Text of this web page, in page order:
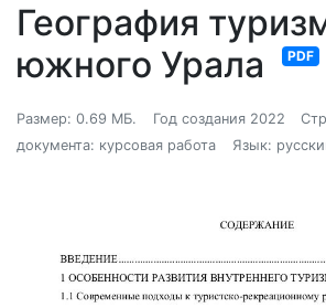
География
южного Урала
PDF
Размер: 0.69 МБ. Год создания 2022
документа: курсовая работа
Язык: